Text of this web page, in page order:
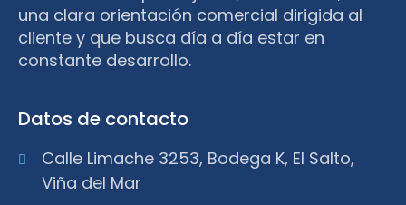
una clara orientación comercial dirigida al
cliente y que busca día a día estar en
constante desarrollo.
Datos de contacto
Calle Limache 3253, Bodega K, El Salto,
Viña del Mar